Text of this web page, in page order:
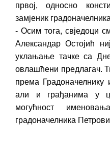
првој, односно
замјеник
- Осим тога, свједоци
Александар Остојић
уклањање тачке са
овлашћени предлагач.
према Градоначелнику
али и грађанима у
могућност
градоначелника